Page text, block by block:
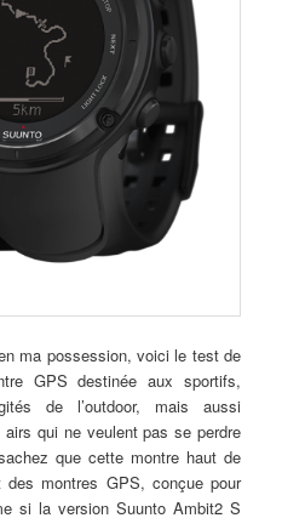
ma possession, voici le test de
GPS destinée aux sportifs,
de l’outdoor, mais aussi
qui ne veulent pas se perdre
que cette montre haut de
montres GPS, conçue pour
si la version Suunto Ambit2 S